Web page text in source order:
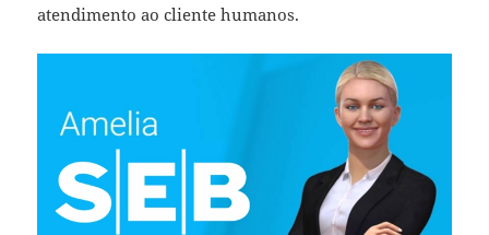
atendimento ao cliente humanos.